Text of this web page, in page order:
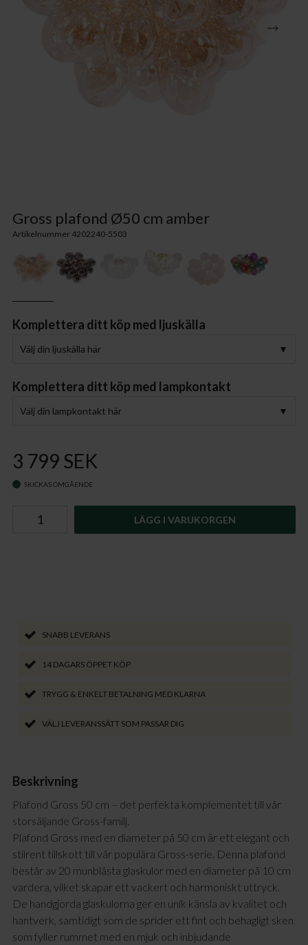
Gross plafond Ø50 cm amber
Artikelnummer 4202240-5503
Komplettera ditt köp med ljuskälla
Välj din ljuskälla här
Komplettera ditt köp med lampkontakt
Välj din lampkontakt här
3 799 SEK
SKICKAS OMGÅENDE
LÄGG I VARUKORGEN
SNABB LEVERANS
14 DAGARS ÖPPET KÖP
TRYGG & ENKELT BETALNING MED KLARNA
VÄLJ LEVERANSSÄTT SOM PASSAR DIG
Beskrivning
Plafond Gross 50 cm – det perfekta komplementet till vår
storsäljande Gross-familj.
Plafond Gross med en diameter på 50 cm är ett elegant och
stilrent tillskott till vår populära Gross-serie. Denna plafond
består av 20 munblåsta glaskulor med en diameter på 10 cm
vardera, vilket skapar ett vackert och harmoniskt uttryck.
De handgjorda glaskulorna ger en unik känsla av kvalitet och
hantverk, samtidigt som de sprider ett fint och behagligt sken
som fyller rummet med en mjuk och inbjudande